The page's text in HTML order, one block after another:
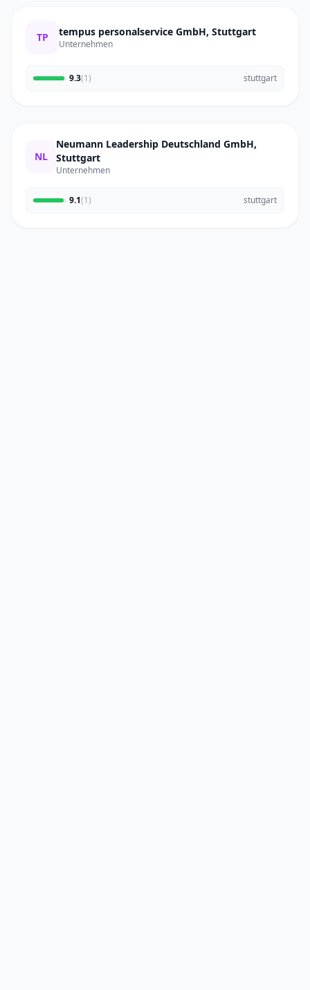
TP tempus personalservice GmbH, Stuttgart
Unternehmen
9.3(1) stuttgart
NL
Neumann Leadership Deutschland GmbH,
Stuttgart
Unternehmen
9.1(1) stuttgart